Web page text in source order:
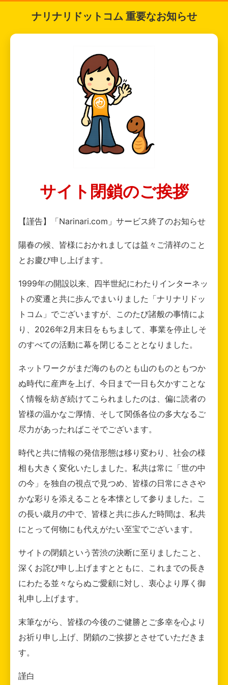
ナリナリドットコム 重要なお知らせ
サイト閉鎖のご挨拶
【謹告】「Narinari.com」サービス終了のお知らせ
陽春の候、皆様におかれましては益々ご清祥のこと
とお慶び申し上げます。
1999年の開設以来、四半世紀にわたりインターネッ
トの変遷と共に歩んでまいりました「ナリナリドッ
トコム」でございますが、このたび諸般の事情によ
り、2026年2月末日をもちまして、事業を停止しそ
のすべての活動に幕を閉じることとなりました。
ネットワークがまだ海のものとも山のものともつか
ぬ時代に産声を上げ、今日まで一日も欠かすことな
く情報を紡ぎ続けてこられましたのは、偏に読者の
皆様の温かなご厚情、そして関係各位の多大なるご
尽力があったればこそでございます。
時代と共に情報の発信形態は移り変わり、社会の様
相も大きく変化いたしました。私共は常に「世の中
の今」を独自の視点で見つめ、皆様の日常にささや
かな彩りを添えることを本懐として参りました。こ
の長い歳月の中で、皆様と共に歩んだ時間は、私共
にとって何物にも代えがたい至宝でございます。
サイトの閉鎖という苦渋の決断に至りましたこと、
深くお詫び申し上げますとともに、これまでの長き
にわたる並々ならぬご愛顧に対し、衷心より厚く御
礼申し上げます。
末筆ながら、皆様の今後のご健勝とご多幸を心より
お祈り申し上げ、閉鎖のご挨拶とさせていただきま
す。
謹白